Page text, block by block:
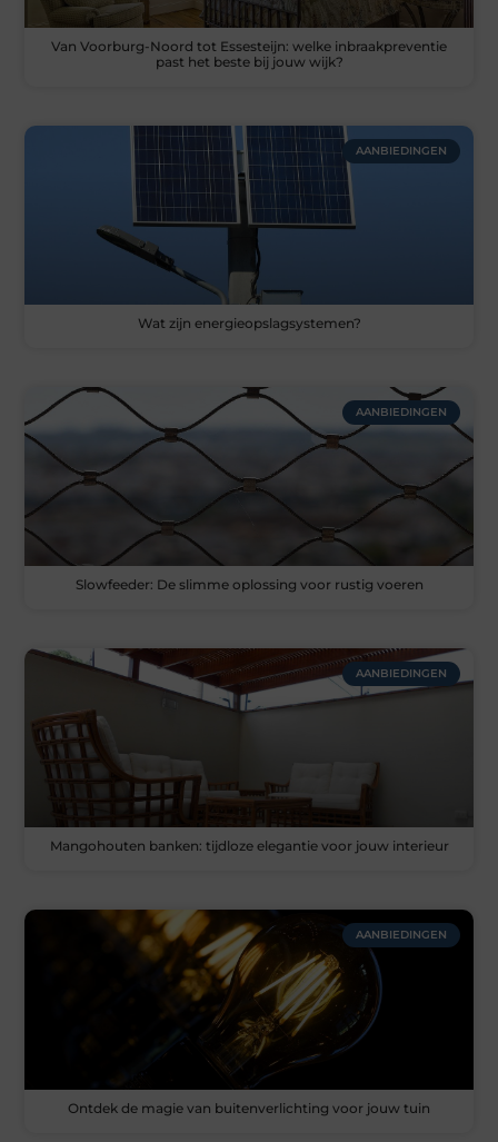
Van Voorburg-Noord tot Essesteijn: welke inbraakpreventie
past het beste bij jouw wijk?
AANBIEDINGEN
Wat zijn energieopslagsystemen?
AANBIEDINGEN
Slowfeeder: De slimme oplossing voor rustig voeren
AANBIEDINGEN
Mangohouten banken: tijdloze elegantie voor jouw interieur
AANBIEDINGEN
Ontdek de magie van buitenverlichting voor jouw tuin